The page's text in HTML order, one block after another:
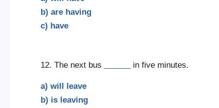
b) are having
c) have
12. The next bus in five minutes.
a) will leave
b) is leaving